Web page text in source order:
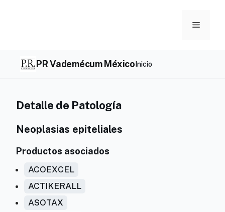
Menu
PR Vademécum MéxicoInicio
Detalle de Patología
Neoplasias epiteliales
Productos asociados
ACOEXCEL
ACTIKERALL
ASOTAX